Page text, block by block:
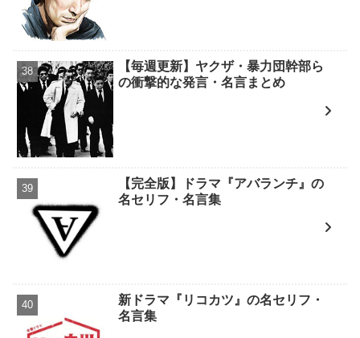
【毎週更新】ヤクザ・暴力団幹部ら
の衝撃的な発言・名言まとめ
【完全版】ドラマ『アバランチ』の
名セリフ・名言集
新ドラマ『リコカツ』の名セリフ・
名言集